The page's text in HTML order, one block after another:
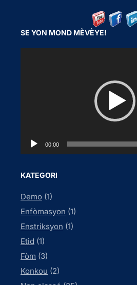
SE YON MOND MÈVÈYE!
r
00:00
KATEGORI
Demo (1)
Enfòmasyon (1)
Enstriksyon (1)
Etid (1)
Fòm (3)
Konkou (2)